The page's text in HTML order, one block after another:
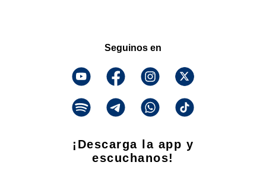
Seguinos en
¡Descarga la app y
escuchanos!